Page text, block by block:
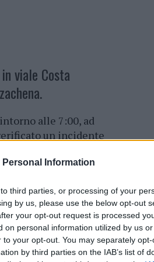
Personal Information
third parties, or processing of your
by us, please use the below opt-out
your opt-out request is processed
on personal information utilized by us
your opt-out. You may separately
by third parties on the IAB’s list of
viale Costa
alle 7:00, ad
un incidente
due auto, una delle
è di cinque feriti,
del fuoci di Arzachena
Sul luogo anche